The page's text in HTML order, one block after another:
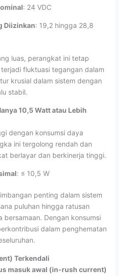
: 24 VDC
Diizinkan: 19,2 hingga 28,8
luas, perangkat ini tetap
fluktuasi tegangan dalam
krusial dalam sistem dengan
stabil.
10,5 Watt atau Lebih
dengan konsumsi daya
ini tergolong rendah dan
berlayar dan berkinerja tinggi.
: ≤ 10,5 W
penting dalam sistem
puluhan hingga ratusan
Dengan konsumsi
dalam penghematan
Terkendali
masuk awal (in-rush current)